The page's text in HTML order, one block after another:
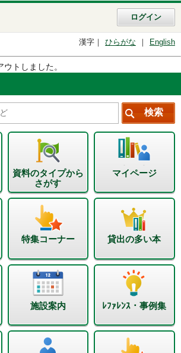
ログイン
漢字 ひらがな English
トしました。
資料のタイプから
さがす
マイページ
特集コーナー 貸出の多い本
施設案内 ﾚﾌｧﾚﾝｽ・事例集